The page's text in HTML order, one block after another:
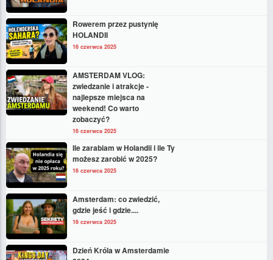
Rowerem przez pustynię
HOLANDII
16 czerwca 2025
AMSTERDAM VLOG:
zwiedzanie i atrakcje -
najlepsze miejsca na
weekend! Co warto
zobaczyć?
16 czerwca 2025
Ile zarabiam w Holandii i ile Ty
możesz zarobić w 2025?
16 czerwca 2025
Amsterdam: co zwiedzić,
gdzie jeść i gdzie....
16 czerwca 2025
Dzień Króla w Amsterdamie